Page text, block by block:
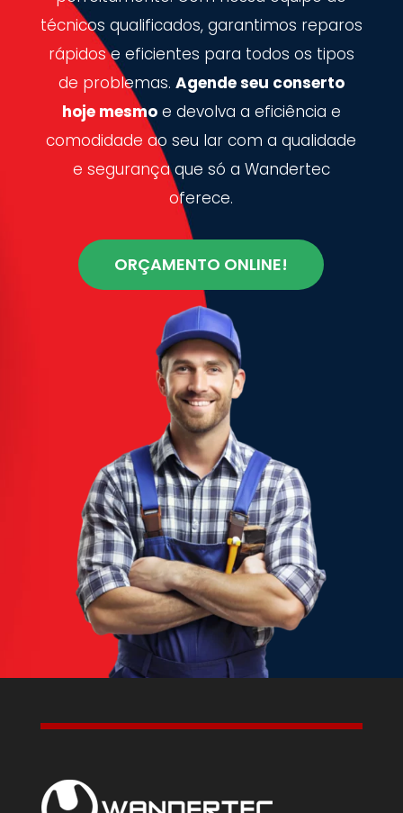
técnicos qualificados, garantimos reparos
rápidos e eficientes para todos os tipos
de problemas. Agende seu conserto
hoje mesmoe devolva a eficiência e
comodidade ao seu lar com a qualidade
e segurança que só a Wandertec
oferece.
ORÇAMENTO ONLINE!